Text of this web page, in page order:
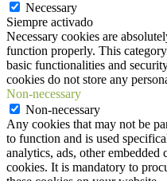
Necessary
Siempre activado
Necessary cookies are
function properly. This
basic functionalities and
cookies do not store any
Non-necessary
Non-necessary
Any cookies that may not be
to function and is used
analytics, ads, other embedded
cookies. It is mandatory to